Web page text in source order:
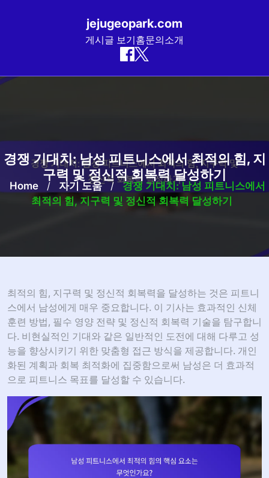
jejugeopark.com
게시글 보기홈문의소개
Skip
경쟁 기대치: 남성 피트니스에서 최적의 힘, 지
구력 및 정신적 회복력 달성하기
Home / 자기 도움 /
경쟁 기대치: 남성 피트니스에서
최적의 힘, 지구력 및 정신적 회복력 달성하기
최적의 힘, 지구력 및 정신적 회복력을 달성하는 것은 피트니
스에서 남성에게 매우 중요합니다. 이 기사는 효과적인 신체
훈련 방법, 필수 영양 전략 및 정신적 회복력 기술을 탐구합니
다. 비현실적인 기대와 같은 일반적인 도전에 대해 다루고 성
능을 향상시키기 위한 맞춤형 접근 방식을 제공합니다. 개인
화된 계획과 회복 최적화에 집중함으로써 남성은 더 효과적
으로 피트니스 목표를 달성할 수 있습니다.